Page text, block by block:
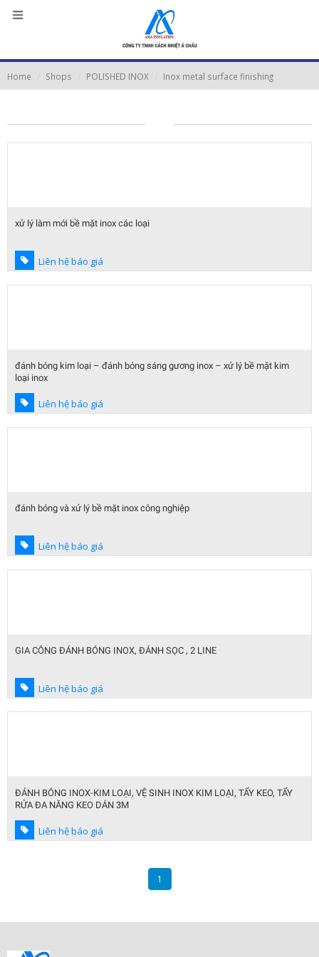
Home Shops POLISHED INOX Inox metal surface finishing
xử lý làm mới bề mặt inox các loại
Liên hệ báo giá
đánh bóng kim loại – đánh bóng sáng gương inox – xử lý bề mặt kim
loại inox
Liên hệ báo giá
đánh bóng và xử lý bề mặt inox công nghiệp
Liên hệ báo giá
GIA CÔNG ĐÁNH BÓNG INOX, ĐÁNH SỌC , 2 LINE
Liên hệ báo giá
ĐÁNH BÓNG INOX-KIM LOẠI, VỆ SINH INOX KIM LOẠI, TẨY KEO, TẨY
RỬA ĐA NĂNG KEO DÁN 3M
Liên hệ báo giá
1